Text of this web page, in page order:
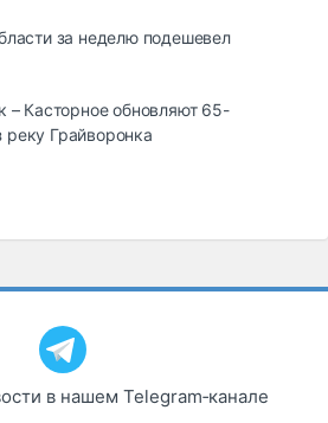
за неделю подешевел
– Касторное обновляют 65-
Грайворонка
в нашем Telegram‑канале